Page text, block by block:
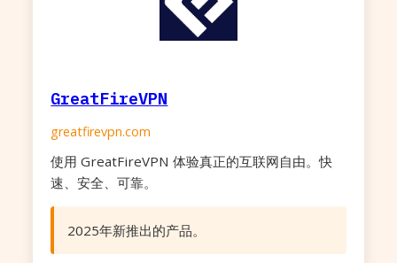
GreatFireVPN
greatfirevpn.com
使用 GreatFireVPN 体验真正的互联网自由。快
速、安全、可靠。
2025年新推出的产品。